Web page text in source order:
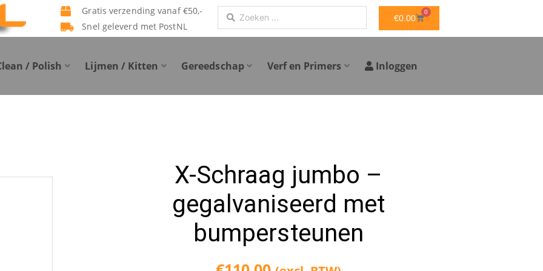
Gratis verzending vanaf €50,-
Snel geleverd met PostNL
Search
...
€0.00
0
WINKELWAGEN
/ Polish Lijmen / Kitten Gereedschap Verf en Primers Inloggen
X-Schraag jumbo –
gegalvaniseerd met
bumpersteunen